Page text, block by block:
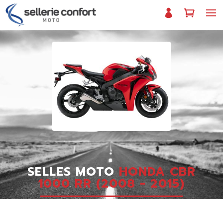
SELLES MOTOHONDA CBR
1000 RR (2008 - 2015)